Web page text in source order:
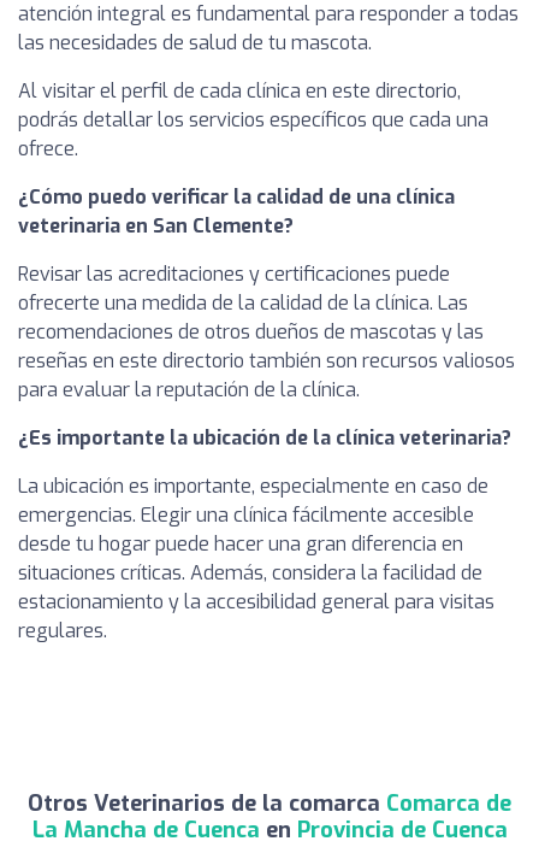
atención integral es fundamental para responder a todas
las necesidades de salud de tu mascota.
Al visitar el perfil de cada clínica en este directorio,
podrás detallar los servicios específicos que cada una
ofrece.
¿Cómo puedo verificar la calidad de una clínica
veterinaria en San Clemente?
Revisar las acreditaciones y certificaciones puede
ofrecerte una medida de la calidad de la clínica. Las
recomendaciones de otros dueños de mascotas y las
reseñas en este directorio también son recursos valiosos
para evaluar la reputación de la clínica.
¿Es importante la ubicación de la clínica veterinaria?
La ubicación es importante, especialmente en caso de
emergencias. Elegir una clínica fácilmente accesible
desde tu hogar puede hacer una gran diferencia en
situaciones críticas. Además, considera la facilidad de
estacionamiento y la accesibilidad general para visitas
regulares.
Otros Veterinarios de la comarca Comarca de
La Mancha de Cuenca en Provincia de Cuenca